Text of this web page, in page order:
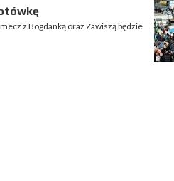
z Bogdanką oraz Zawiszą będzie